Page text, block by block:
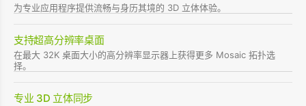
为专业应用程序提供流畅与身历其境的 3D 立体体验。
支持超高分辨率桌面
在最大 32K 桌面大小的高分辨率显示器上获得更多 Mosaic 拓扑选
择。
专业 3D 立体同步